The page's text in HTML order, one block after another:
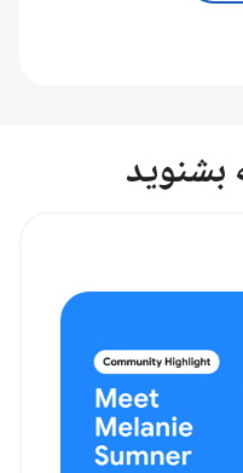
بشنوید